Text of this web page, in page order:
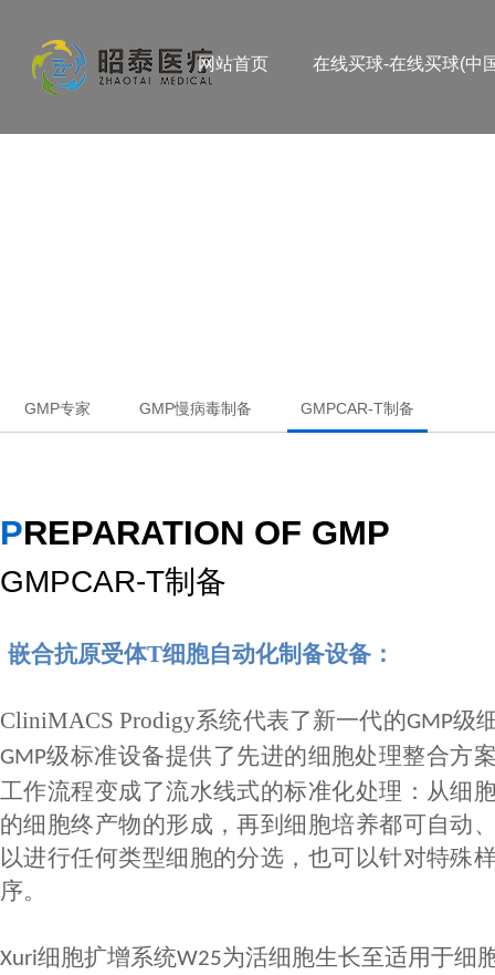
网站首页 在线买球-在线买球(中
GMP专家 GMP慢病毒制备 GMPCAR-T制备
PREPARATION OF GMP
GMPCAR-T制备
嵌合抗原受体T细胞自动化制备设备：
CliniMACS Prodigy系统代表了新一代的GMP级
GMP级标准设备提供了先进的细胞处理整合方
工作流程变成了流水线式的标准化处理：从细
的细胞终产物的形成，再到细胞培养都可自动
以进行任何类型细胞的分选，也可以针对特殊
序。
Xuri细胞扩增系统W25为活细胞生长至适用于细